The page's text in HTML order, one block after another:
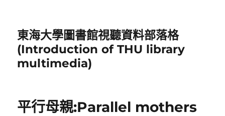
東海大學圖書館視聽資料部落格
(Introduction of THU library
multimedia)
平行母親:Parallel mothers